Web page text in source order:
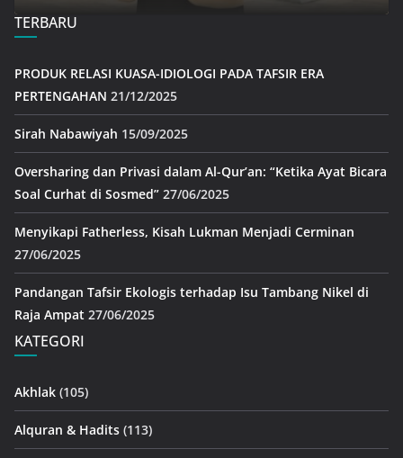
TERBARU
PRODUK RELASI KUASA-IDIOLOGI PADA TAFSIR ERA
PERTENGAHAN 21/12/2025
Sirah Nabawiyah 15/09/2025
Oversharing dan Privasi dalam Al-Qur’an: “Ketika Ayat Bicara
Soal Curhat di Sosmed” 27/06/2025
Menyikapi Fatherless, Kisah Lukman Menjadi Cerminan
27/06/2025
Pandangan Tafsir Ekologis terhadap Isu Tambang Nikel di
Raja Ampat 27/06/2025
KATEGORI
Akhlak (105)
Alquran & Hadits (113)